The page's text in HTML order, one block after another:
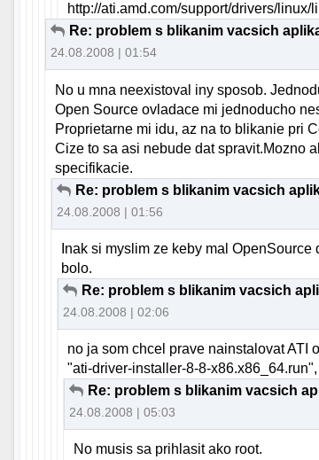
http://ati.amd.com/support/drivers/linux/
Re: problem s blikanim vacsich
24.08.2008 | 01:54
No u mna neexistoval iny sposob.
Open Source ovladace mi jednoducho
Proprietarne mi idu, az na to blikanie pri
Cize to sa asi nebude dat spravit.Mozno
specifikacie.
Re: problem s blikanim vacsich
24.08.2008 | 01:56
Inak si myslim ze keby mal
bolo.
Re: problem s blikanim vacsich
24.08.2008 | 02:06
no ja som chcel prave nainstalovat ATI
"ati-driver-installer-8-8-
Re: problem s blikanim vacsich
24.08.2008 | 05:03
No musis sa prihlasit ako root.